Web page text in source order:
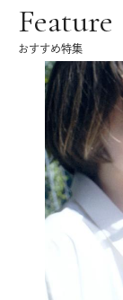
Feature
おすすめ特集